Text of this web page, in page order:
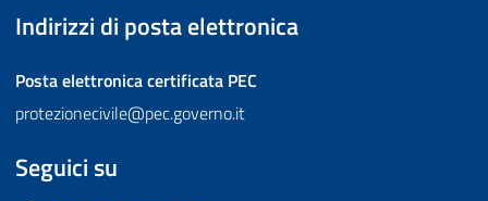
Indirizzi di posta elettronica
Posta elettronica certificata PEC
protezionecivile@pec.governo.it
Seguici su